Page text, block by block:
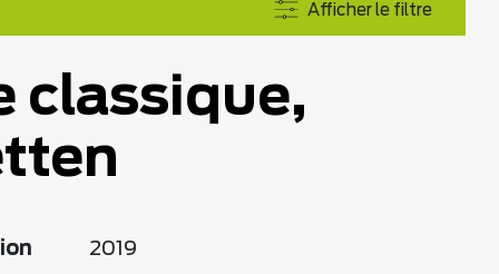
Afficher le filtre
classique,
2019